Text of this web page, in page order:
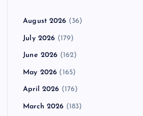
August 2026 (36)
July 2026 (179)
June 2026 (162)
May 2026 (165)
April 2026 (176)
March 2026 (183)